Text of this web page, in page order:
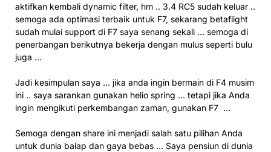
aktifkan kembali dynamic filter, hm .. 3.4 RC5 sudah keluar ..
semoga ada optimasi terbaik untuk F7, sekarang betaflight
sudah mulai support di F7 saya senang sekali … semoga di
penerbangan berikutnya bekerja dengan mulus seperti bulu
juga …
Jadi kesimpulan saya … jika anda ingin bermain di F4 musim
ini .. saya sarankan gunakan helio spring … tetapi jika Anda
ingin mengikuti perkembangan zaman, gunakan F7 …
Semoga dengan share ini menjadi salah satu pilihan Anda
untuk dunia balap dan gaya bebas … Saya pensiun di dunia